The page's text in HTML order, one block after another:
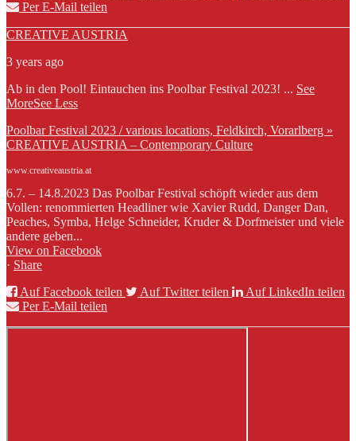
Per E-Mail teilen
CREATIVE AUSTRIA
3 years ago
Ab in den Pool! Eintauchen ins Poolbar Festival 2023! ... See
MoreSee Less
Poolbar Festival 2023 / various locations, Feldkirch, Vorarlberg »
CREATIVE AUSTRIA – Contemporary Culture
www.creativeaustria.at
6.7. – 14.8.2023 Das Poolbar Festival schöpft wieder aus dem
Vollen: renommierten Headliner wie Xavier Rudd, Danger Dan,
Peaches, Symba, Helge Schneider, Kruder & Dorfmeister und viele
andere geben...
View on Facebook
· Share
Auf Facebook teilen
Auf Twitter teilen
Auf LinkedIn teilen
Per E-Mail teilen